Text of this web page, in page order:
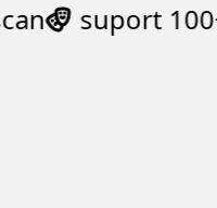
suport 100+